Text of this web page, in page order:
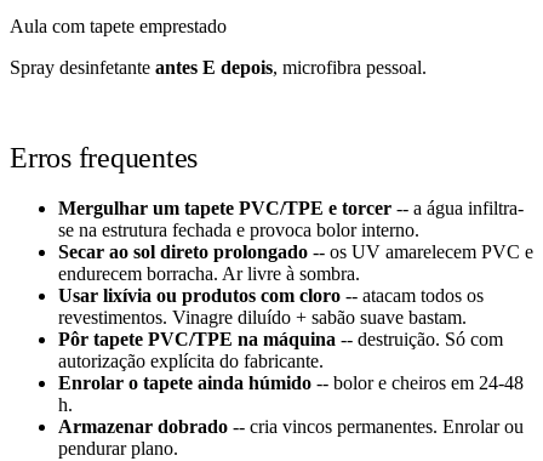
Aula com tapete emprestado
Spray desinfetante antes E depois, microfibra pessoal.
Erros frequentes
Mergulhar um tapete PVC/TPE e torcer -- a água infiltra-
se na estrutura fechada e provoca bolor interno.
Secar ao sol direto prolongado -- os UV amarelecem PVC e
endurecem borracha. Ar livre à sombra.
Usar lixívia ou produtos com cloro -- atacam todos os
revestimentos. Vinagre diluído + sabão suave bastam.
Pôr tapete PVC/TPE na máquina -- destruição. Só com
autorização explícita do fabricante.
Enrolar o tapete ainda húmido -- bolor e cheiros em 24-48
h.
Armazenar dobrado -- cria vincos permanentes. Enrolar ou
pendurar plano.